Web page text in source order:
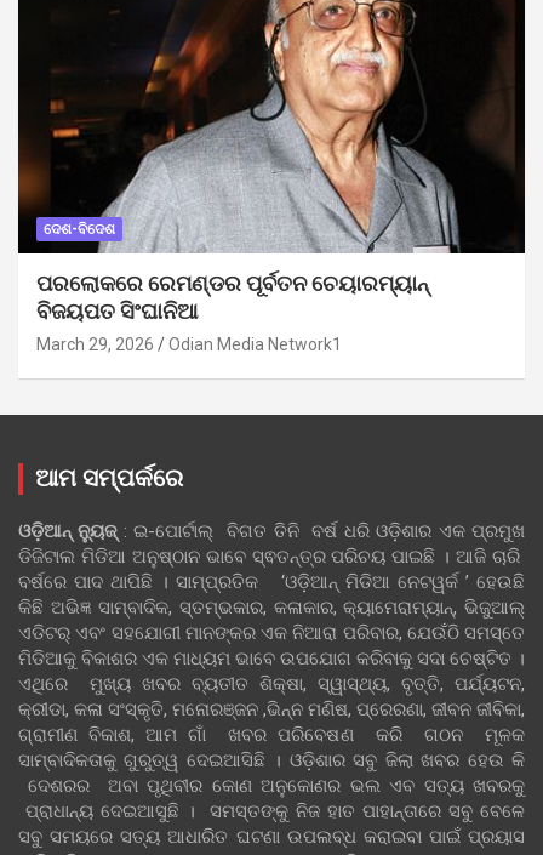
ଦେଶ-ବିଦେଶ
ପରଲୋକରେ ରେମଣ୍ଡର ପୂର୍ବତନ ଚେୟାରମ୍ୟାନ୍
ବିଜୟପତ ସିଂଘାନିଆ
March 29, 2026 Odian Media Network1
ଆମ ସମ୍ପର୍କରେ
ଓଡ଼ିଆନ୍‍ ନ୍ୟୁଜ୍‍: ଇ-ପୋର୍ଟାଲ୍ ବିଗତ ତିନି ବର୍ଷ ଧରି ଓଡ଼ିଶାର ଏକ ପ୍ରମୁଖ
ଡିଜିଟାଲ ମିଡିଆ ଅନୁଷ୍ଠାନ ଭାବେ ସ୍ଵତନ୍ତ୍ର ପରିଚୟ ପାଇଛି । ଆଜି ଚାରି
ବର୍ଷରେ ପାଦ ଥାପିଛି । ସାମ୍ପ୍ରତିକ ‘ଓଡ଼ିଆନ୍‍ ମିଡିଆ ନେଟୱର୍କ ’ ହେଉଛି
କିଛି ଅଭିଜ୍ଞ ସାମ୍ବାଦିକ, ସ୍ତମ୍ଭକାର, କଳାକାର, କ୍ୟାମେରାମ୍ୟାନ୍, ଭିଜୁଆଲ୍
ଏଡିଟର୍ ଏବଂ ସହଯୋଗୀ ମାନଙ୍କର ଏକ ନିଆରା ପରିବାର, ଯେଉଁଠି ସମସ୍ତେ
ମିଡିଆକୁ ବିକାଶର ଏକ ମାଧ୍ୟମ ଭାବେ ଉପଯୋଗ କରିବାକୁ ସଦା ଚେଷ୍ଟିତ ।
ଏଥିରେ ମୁଖ୍ୟ ଖବର ବ୍ୟତୀତ ଶିକ୍ଷା, ସ୍ୱାସ୍ଥ୍ୟ, ବୃତ୍ତି, ପର୍ଯ୍ୟଟନ,
କ୍ରୀଡା, କଳା ସଂସ୍କୃତି, ମନୋରଞ୍ଜନ ,ଭିନ୍ନ ମଣିଷ, ପ୍ରେରଣା, ଜୀବନ ଜୀବିକା,
ଗ୍ରାମୀଣ ବିକାଶ, ଆମ ଗାଁ ଖବର ପରିବେଷଣ କରି ଗଠନ ମୂଳକ
ସାମ୍ବାଦିକତାକୁ ଗୁରୁତ୍ୱ ଦେଇଆସିଛି । ଓଡ଼ିଶାର ସବୁ ଜିଲା ଖବର ହେଉ କି
ଦେଶରର ଅବା ପୃଥିବୀର କୋଣ ଅନୁକୋଣର ଭଲ ଏବ ସତ୍ୟ ଖବରକୁ
ପ୍ରାଧାନ୍ୟ ଦେଇଆସୁଛି । ସମସ୍ତଙ୍କୁ ନିଜ ହାତ ପାହାନ୍ତାରେ ସବୁ ବେଳେ
ସବୁ ସମୟରେ ସତ୍ୟ ଆଧାରିତ ଘଟଣା ଉପଲବ୍ଧ କରାଇବା ପାଇଁ ପ୍ରୟାସ